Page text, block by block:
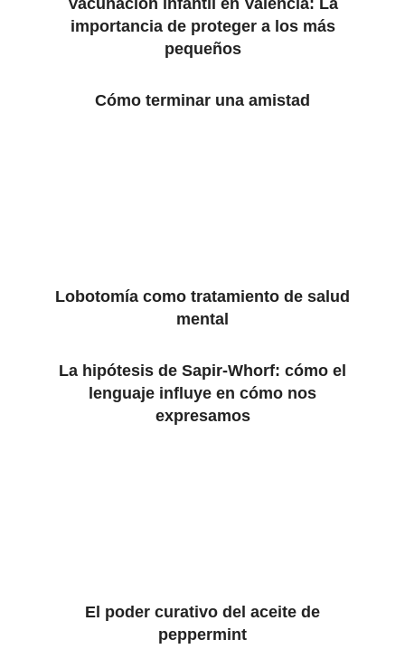
Vacunación infantil en Valencia: La
importancia de proteger a los más
pequeños
Cómo terminar una amistad
Lobotomía como tratamiento de salud
mental
La hipótesis de Sapir-Whorf: cómo el
lenguaje influye en cómo nos
expresamos
El poder curativo del aceite de
peppermint